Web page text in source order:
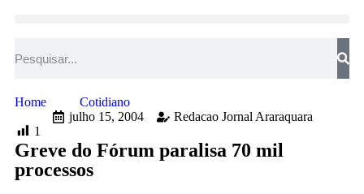
Home
Cotidiano
julho 15, 2004
Redacao Jornal Araraquara
1
Greve do Fórum paralisa 70 mil
processos